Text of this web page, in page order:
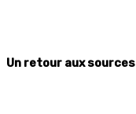
Un retour aux sources